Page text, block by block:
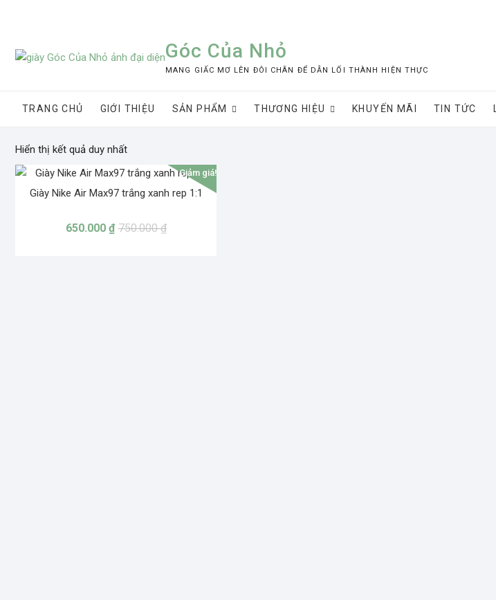
Góc Của Nhỏ
MANG GIẤC MƠ LÊN ĐÔI CHÂN ĐỂ DẪN LỐI THÀNH HIỆN THỰC
TRANG CHỦ GIỚI THIỆU SẢN PHẨM THƯƠNG HIỆU KHUYẾN MÃI TIN TỨC
Hiển thị kết quả duy nhất
Giảm giá!
Giày Nike Air Max97 trắng xanh rep 1:1
750.000₫
650.000 ₫